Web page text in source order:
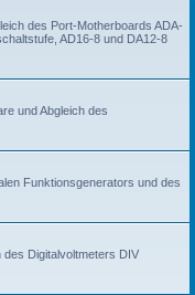
des Port-Motherboards ADA-
AD16-8 und DA12-8
und Abgleich des
Funktionsgenerators und des
des Digitalvoltmeters DIV